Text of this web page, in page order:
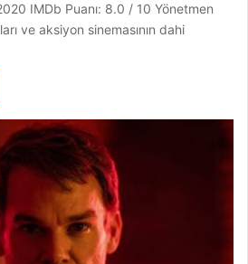
IMDb Puanı: 8.0 / 10 Yönetmen
ve aksiyon sinemasının dahi